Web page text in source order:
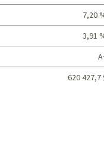
7,20
3,91
620 427,7